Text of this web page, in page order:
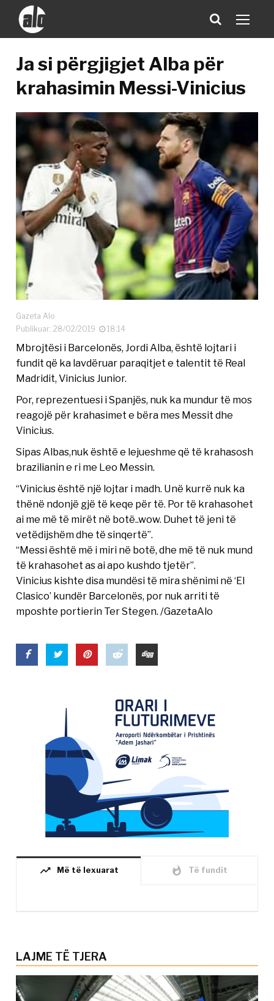
Ja si përgjigjet Alba për
krahasimin Messi-Vinicius
Gazeta Alo
Publikuar: 28/02/2019
18:14
Mbrojtësi i Barcelonës, Jordi Alba, është lojtari i
fundit që ka lavdëruar paraqitjet e talentit të Real
Madridit, Vinicius Junior.
Por, reprezentuesi i Spanjës, nuk ka mundur të mos
reagojë për krahasimet e bëra mes Messit dhe
Vinicius.
Sipas Albas,nuk është e lejueshme që të krahasosh
brazilianin e ri me Leo Messin.
“Vinicius është një lojtar i madh. Unë kurrë nuk ka
thënë ndonjë gjë të keqe për të. Por të krahasohet
ai me më të mirët në botë..wow. Duhet të jeni të
vetëdijshëm dhe të sinqertë”.
“Messi është më i miri në botë, dhe më të nuk mund
të krahasohet as ai apo kushdo tjetër”.
Vinicius kishte disa mundësi të mira shënimi në ‘El
Clasico’ kundër Barcelonës, por nuk arriti të
mposhte portierin Ter Stegen. /GazetaAlo
trending_up Më të lexuarat whatshot Të fundit
LAJME TË TJERA